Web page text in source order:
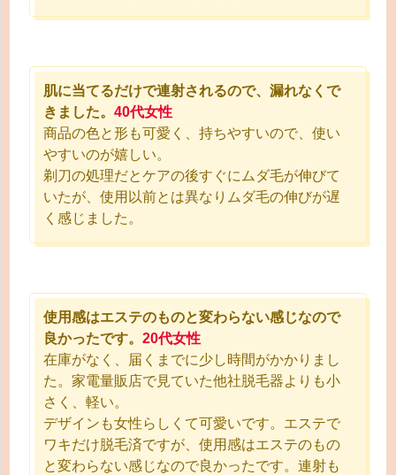
肌に当てるだけで連射されるので、漏れなくで
きました。 40代女性
商品の色と形も可愛く、持ちやすいので、使い
やすいのが嬉しい。
剃刀の処理だとケアの後すぐにムダ毛が伸びて
いたが、使用以前とは異なりムダ毛の伸びが遅
く感じました。
使用感はエステのものと変わらない感じなので
良かったです。 20代女性
在庫がなく、届くまでに少し時間がかかりまし
た。家電量販店で見ていた他社脱毛器よりも小
さく、軽い。
デザインも女性らしくて可愛いです。エステで
ワキだけ脱毛済ですが、使用感はエステのもの
と変わらない感じなので良かったです。連射も